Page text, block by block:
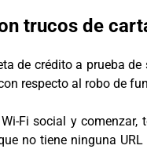
trucos de
de crédito a prueba
respecto al robo de
Fi social y
no tiene ninguna